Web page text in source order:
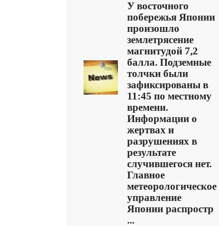
У восточного
побережья Японии
произошло
землетрясение
магнитудой 7,2
балла. Подземные
толчки были
зафиксированы в
11:45 по местному
времени.
Информации о
жертвах и
разрушениях в
результате
случившегося нет.
Главное
метеорологическое
управление
Японии распростр
...